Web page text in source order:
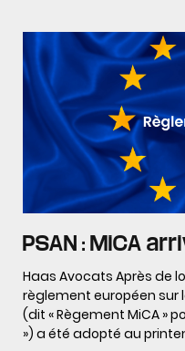
PSAN : MiCA
Haas Avocats Après de
règlement européen
(dit « Règement MiCA »
») a été adopté au